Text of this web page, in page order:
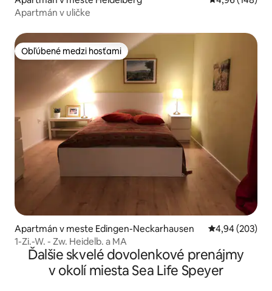
Apartmán v uličke
Obľúbené medzi hosťami
Obľúbené medzi hosťami
Apartmán v meste Edingen-Neckarhausen Priemerné
4,94 (203)
1-Zi.-W. - Zw. Heidelb. a MA
Ďalšie skvelé dovolenkové prenájmy
v okolí miesta Sea Life Speyer